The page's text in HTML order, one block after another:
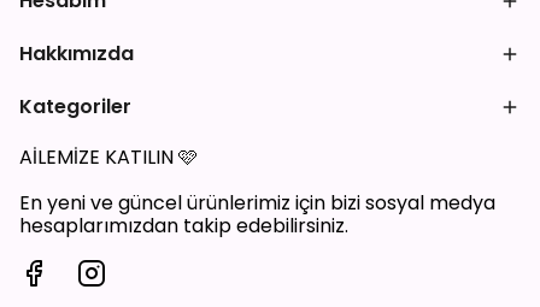
Hakkımızda
Kategoriler
AİLEMİZE KATILIN🩷
En yeni ve güncel ürünlerimiz için bizi sosyal medya
hesaplarımızdan takip edebilirsiniz.